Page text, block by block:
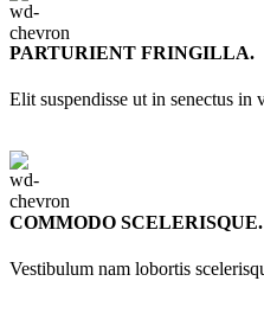
PARTURIENT FRINGILLA.
Elit suspendisse ut in senectus in
COMMODO SCELERISQUE.
Vestibulum nam lobortis